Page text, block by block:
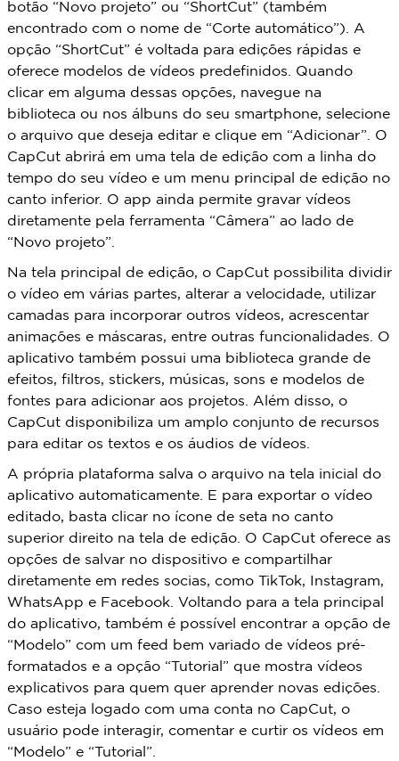
botão “Novo projeto” ou “ShortCut” (também
encontrado com o nome de “Corte automático”). A
opção “ShortCut” é voltada para edições rápidas e
oferece modelos de vídeos predefinidos. Quando
clicar em alguma dessas opções, navegue na
biblioteca ou nos álbuns do seu smartphone, selecione
o arquivo que deseja editar e clique em “Adicionar”. O
CapCut abrirá em uma tela de edição com a linha do
tempo do seu vídeo e um menu principal de edição no
canto inferior. O app ainda permite gravar vídeos
diretamente pela ferramenta “Câmera” ao lado de
“Novo projeto”.
Na tela principal de edição, o CapCut possibilita dividir
o vídeo em várias partes, alterar a velocidade, utilizar
camadas para incorporar outros vídeos, acrescentar
animações e máscaras, entre outras funcionalidades. O
aplicativo também possui uma biblioteca grande de
efeitos, filtros, stickers, músicas, sons e modelos de
fontes para adicionar aos projetos. Além disso, o
CapCut disponibiliza um amplo conjunto de recursos
para editar os textos e os áudios de vídeos.
A própria plataforma salva o arquivo na tela inicial do
aplicativo automaticamente. E para exportar o vídeo
editado, basta clicar no ícone de seta no canto
superior direito na tela de edição. O CapCut oferece as
opções de salvar no dispositivo e compartilhar
diretamente em redes socias, como TikTok, Instagram,
WhatsApp e Facebook. Voltando para a tela principal
do aplicativo, também é possível encontrar a opção de
“Modelo” com um feed bem variado de vídeos pré-
formatados e a opção “Tutorial” que mostra vídeos
explicativos para quem quer aprender novas edições.
Caso esteja logado com uma conta no CapCut, o
usuário pode interagir, comentar e curtir os vídeos em
“Modelo” e “Tutorial”.